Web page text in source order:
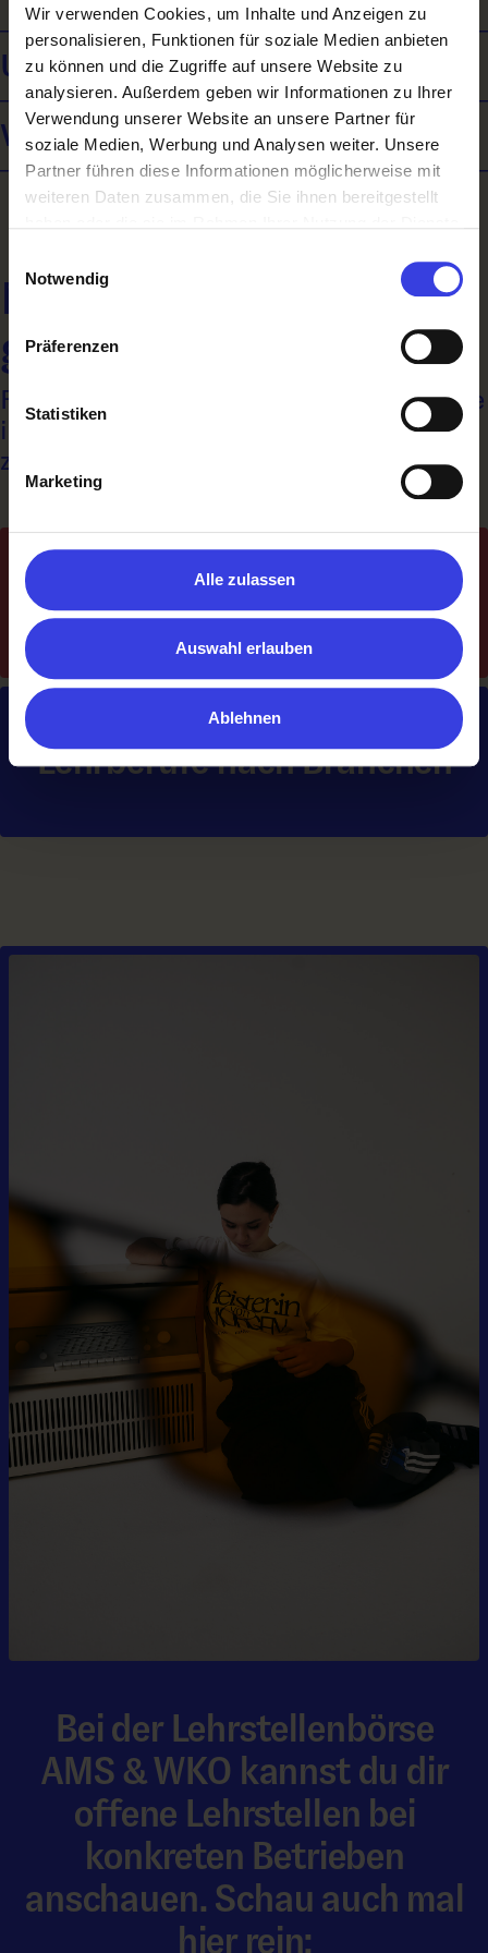
Wir verwenden Cookies, um Inhalte und Anzeigen zu
personalisieren, Funktionen für soziale Medien anbieten
zu können und die Zugriffe auf unsere Website zu
analysieren. Außerdem geben wir Informationen zu Ihrer
Verwendung unserer Website an unsere Partner für
soziale Medien, Werbung und Analysen weiter. Unsere
Partner führen diese Informationen möglicherweise mit
weiteren Daten zusammen, die Sie ihnen bereitgestellt
Notwendig
Präferenzen
Statistiken
Marketing
Alle zulassen
Auswahl erlauben
Ablehnen
Uhrmacher*in - Zeitmesstechniker*in
Vergolden und Staffieren
Noch nichts Richtiges
gefunden?
Filtere die Lehrberufe nach A – Z oder stöbere
in den Branchen. Vielleicht sagt dir das mehr
zu:
Lehrberufe nach Vorlieben
Lehrberufe nach Branchen
Bei der Lehrstellenbörse
AMS & WKO kannst du dir
offene Lehrstellen bei
konkreten Betrieben
anschauen. Schau auch mal
hier rein: